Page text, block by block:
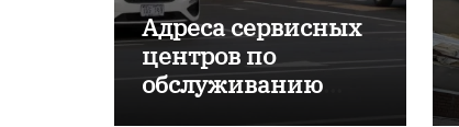
Адреса сервисных
центров по
обслуживанию